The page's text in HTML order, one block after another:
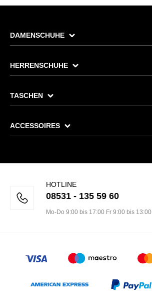
DAMENSCHUHE
HERRENSCHUHE
TASCHEN
ACCESSOIRES
HOTLINE
08531 - 135 59 60
Mo-Do 9:00 bis 17:00 Fr 9:00 bis 13:00